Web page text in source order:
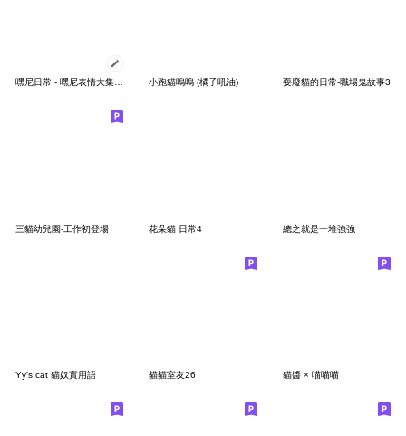
嘿尼日常 - 嘿尼表情大集合（訊息貼圖） 小跑貓嗚嗚 (橘子吼油) 耍廢貓的日常-職場鬼故事3
三貓幼兒園-工作初登場 花朵貓 日常4 總之就是一堆強強
Yy's cat 貓奴實用語 貓貓室友26 貓醬 × 喵喵喵